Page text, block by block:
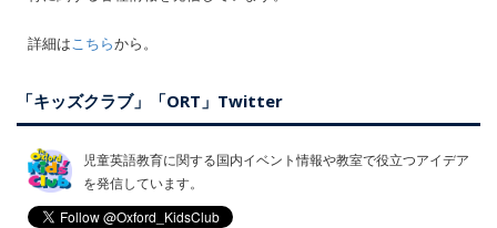
詳細はこちらから。
「キッズクラブ」「ORT」Twitter
児童英語教育に関する国内イベント情報や教室で役立つアイデア
を発信しています。